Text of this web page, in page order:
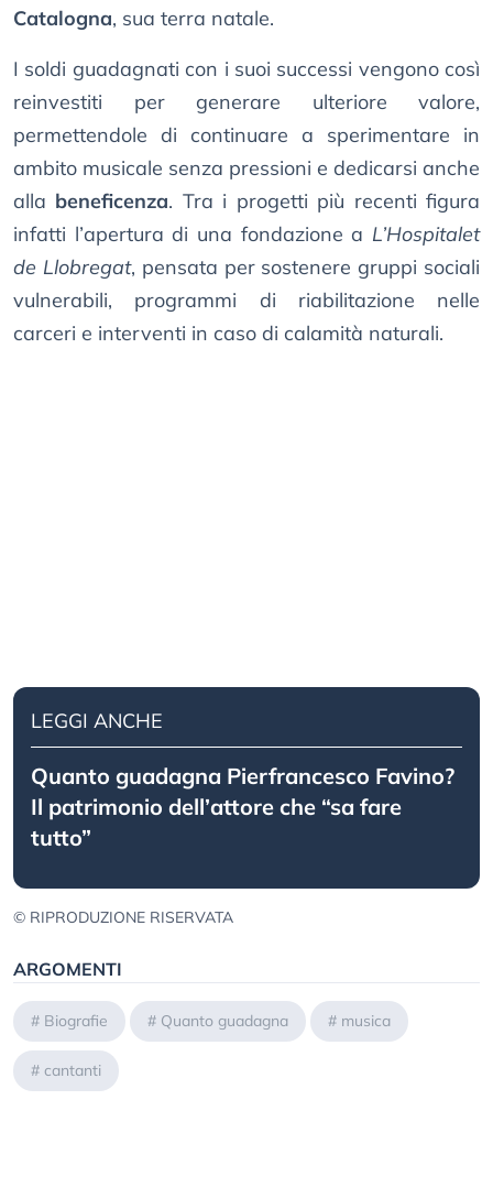
Catalogna, sua terra natale.
I soldi guadagnati con i suoi successi vengono così
reinvestiti per generare ulteriore valore,
permettendole di continuare a sperimentare in
ambito musicale senza pressioni e dedicarsi anche
alla beneficenza. Tra i progetti più recenti figura
infatti l’apertura di una fondazione a L’Hospitalet
de Llobregat, pensata per sostenere gruppi sociali
vulnerabili, programmi di riabilitazione nelle
carceri e interventi in caso di calamità naturali.
LEGGI ANCHE
Quanto guadagna Pierfrancesco Favino?
Il patrimonio dell’attore che “sa fare
tutto”
© RIPRODUZIONE RISERVATA
ARGOMENTI
# Biografie # Quanto guadagna # musica
# cantanti